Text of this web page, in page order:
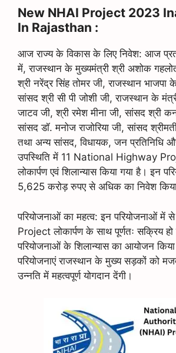
New NHAI Project 2023
In Rajasthan :
आज राज्य के विकास के लिए निवेश: आज
में, राजस्थान के मुख्यमंत्री श्री अशोक
श्री नरेंद्र सिंह तोमर जी, राजस्थान भाजपा
सांसद श्री सी पी जोशी जी, राजस्थान के
जाटव जी, श्री रमेश मीना जी, सांसद श्री
सांसद डॉ. मनोज राजोरिया जी, सांसद
तथा अन्य सांसद, विधायक, जन प्रतिनिधि
उपस्थिति में 11 National Highway
लोकार्पण एवं शिलान्यास किया गया है। इन
5,625 करोड़ रुपए से अधिक का निवेश
परियोजनाओं का महत्व: इन परियोजनाओं में
Project लोकार्पण के साथ पूर्णतः सक्रिय
परियोजनाओं के शिलान्यास का आयोजन
परियोजनाएं राजस्थान के मुख्य सड़कों को
उन्नति में महत्वपूर्ण योगदान देंगी।